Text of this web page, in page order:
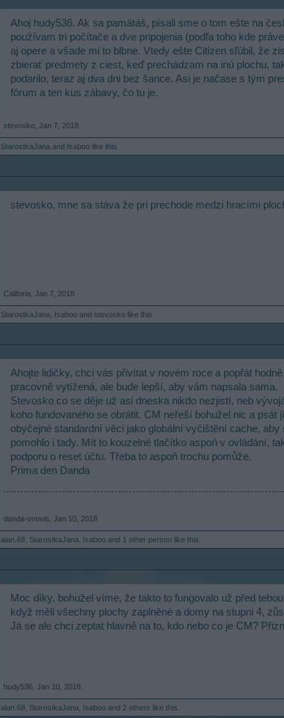
Ahoj hudy536. Ak sa pamätáš, písali sme o tom ešte na
používam tri počítače a dve pripojenia (podľa toho kde
aj opere a všade mi to blbne. Vtedy ešte Citizen sľúbil, že
zbierať predmety z ciest, keď prechádzam na inú plochu,
podarilo, teraz aj dva dni bez šance. Asi je načase s tým
fórum a ten kus zábavy, čo tu je.
stevosko Jan 7, 2018
StarostkaJana and Isaboo like this.
stevosko, mne sa stáva že pri prechode medzi hracími
Califoria Jan 7, 2018
StarostkaJana Isaboo and stevosko like this.
Ahojte lidičky, chci vás přivítat v novém roce a popřát
pracovně vytížená, ale bude lepší, aby vám napsala sama.
Stevosko co se děje už asi dneska nikdo nezjistí, neb
koho fundovaného se obrátit. CM neřeší bohužel nic a
obyčejné standardní věci jako globální vyčištění cache,
pomohlo i tady. Mít to kouzelné tlačítko aspoń v ovládání,
podporu o reset účtu. Třeba to aspoň trochu pomůže.
Prima den Danda
danda-vnovis Jan 10, 2018
alan.68 StarostkaJana Isaboo and 1 other person like this.
Moc díky, bohužel víme, že takto to fungovalo už před
když měli všechny plochy zaplněné a domy na stupni 4,
Já se ale chci zeptat hlavně na to, kdo nebo co je CM?
hudy536 Jan 10, 2018
alan.68 StarostkaJana Isaboo and 2 others like this.